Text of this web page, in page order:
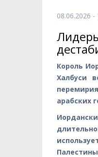
08.06.2026 -
Король
Халбуси
арабских